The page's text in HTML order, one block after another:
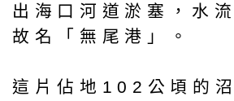
出海口河道淤塞，水
故名「無尾港」。
這片佔地102公頃的